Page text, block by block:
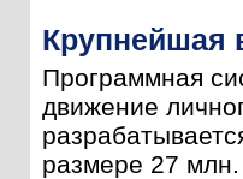
Крупнейшая
Программная
движение
размере 27